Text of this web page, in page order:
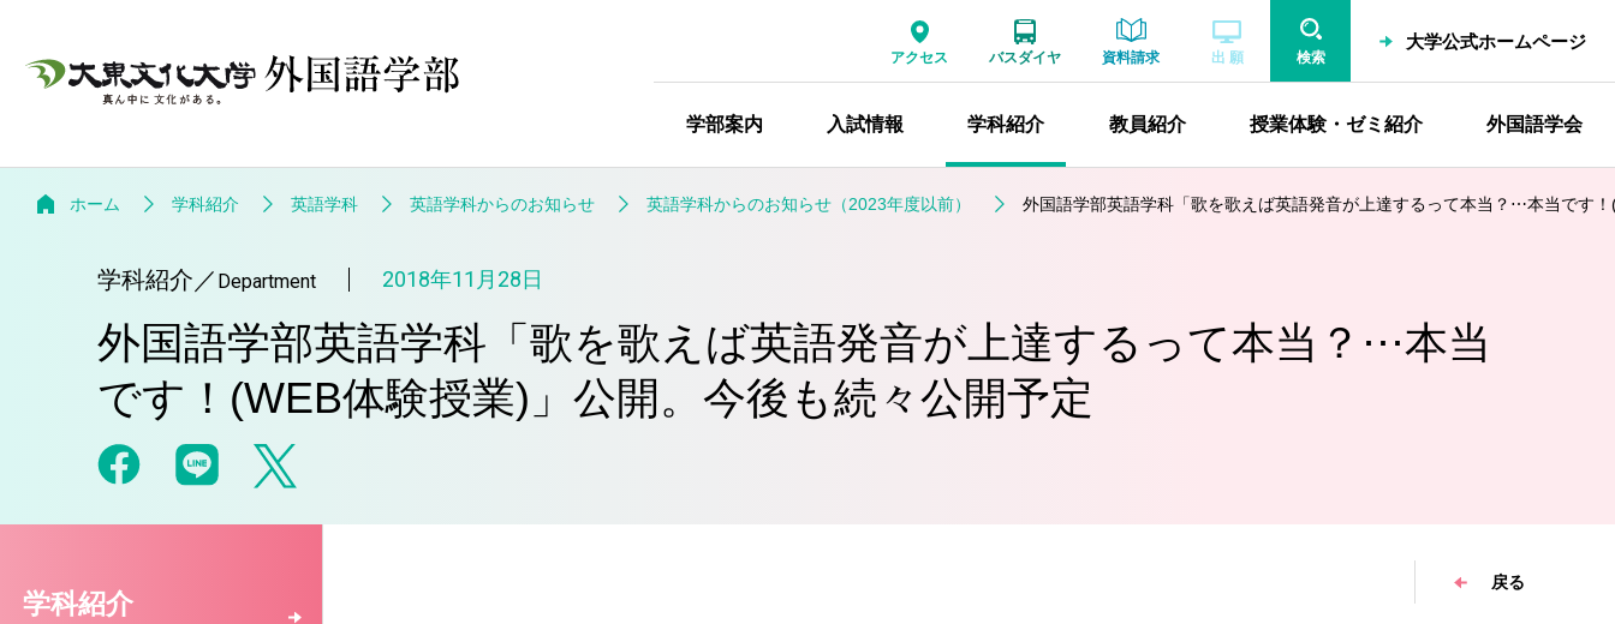
アクセス バスダイヤ 資料請求 出 願 検索
大学公式ホームページ
学部案内 入試情報 学科紹介 教員紹介 授業体験・ゼミ紹介 外国語学会
ホーム 学科紹介 英語学科 英語学科からのお知らせ 英語学科からのお知らせ（2023年度以前） 外国語学部英語学科「歌を歌えば英語発音が上達するって本当？⋯本当です
学科紹介 ／ Department 2018年11月28日
外国語学部英語学科「歌を歌えば英語発音が上達するって本当？⋯本当
です！(WEB体験授業)」公開。今後も続々公開予定
学科紹介
戻る